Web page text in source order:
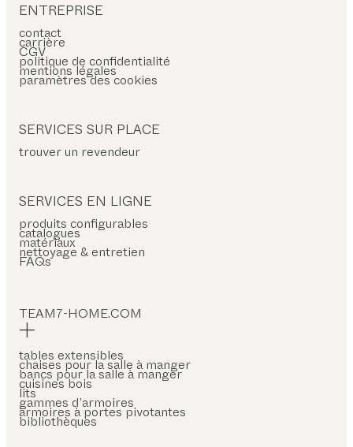
ENTREPRISE
contact
carrière
CGV
politique de confidentialité
mentions légales
paramètres des cookies
SERVICES SUR PLACE
trouver un revendeur
SERVICES EN LIGNE
produits configurables
catalogues
matériaux
nettoyage & entretien
FAQs
TEAM7-HOME.COM
tables extensibles
chaises pour la salle à manger
bancs pour la salle à manger
cuisines bois
lits
gammes d’armoires
armoires à portes pivotantes
bibliothèques